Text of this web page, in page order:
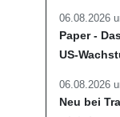
06.08.2026
Paper -
US-
06.08.2026
Neu bei